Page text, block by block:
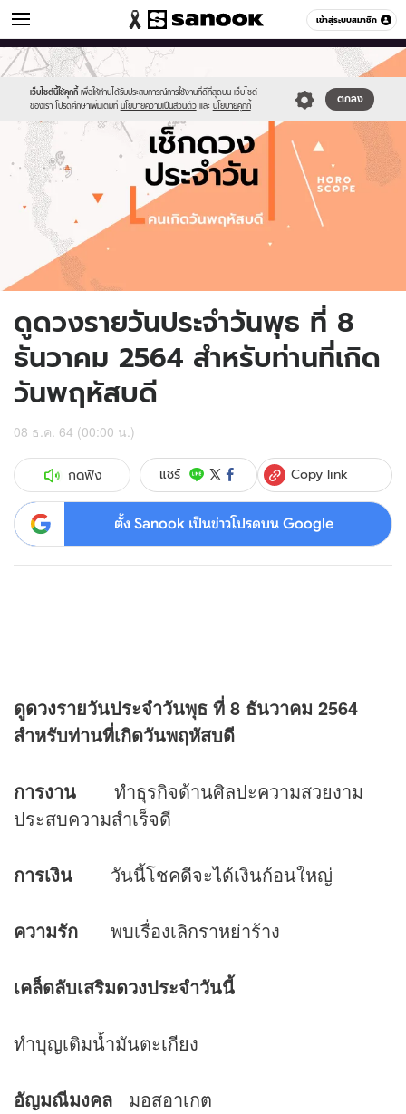
เข้าสู่ระบบสมาชิก
ดูดวง หมวดอื่นๆ
เว็บไซต์นี้ใช้คุกกี้ เพื่อให้ท่านได้รับประสบการณ์การใช้งานที่ดีที่สุดบน เว็บไซต์
ของเรา โปรดศึกษาเพิ่มเติมที่ นโยบายความเป็นส่วนตัว และ นโยบายคุกกี้
ตกลง
Sanook
//s.isanook.com/sr/0/images/logo-
new-
sanook.png
600
60
//s.isanook.com/ho/0/ud/fxd/day/daily-
horoscope-
thursday.jpg
ดูดวงรายวันประจำวันพุธ ที่ 8
ธันวาคม 2564 สำหรับท่านที่เกิด
วันพฤหัสบดี
08 ธ.ค. 64 (00:00 น.)
กดฟัง แชร์ Copy link
ตั้ง Sanook เป็นข่าวโปรดบน Google
ดูดวงรายวันประจำวันพุธ ที่ 8 ธันวาคม 2564
สำหรับท่านที่เกิดวันพฤหัสบดี
การงาน ทำธุรกิจด้านศิลปะความสวยงาม
ประสบความสำเร็จดี
การเงิน วันนี้โชคดีจะได้เงินก้อนใหญ่
ความรัก พบเรื่องเลิกราหย่าร้าง
เคล็ดลับเสริมดวงประจำวันนี้
ทําบุญเติมน้ำมันตะเกียง
อัญมณีมงคล มอสอาเกต